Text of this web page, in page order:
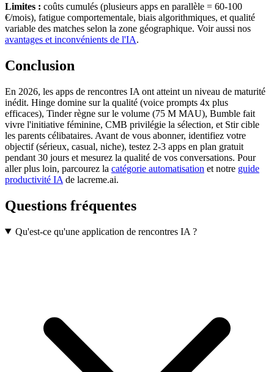
Limites : coûts cumulés (plusieurs apps en parallèle = 60-100
€/mois), fatigue comportementale, biais algorithmiques, et qualité
variable des matches selon la zone géographique. Voir aussi nos
avantages et inconvénients de l'IA.
Conclusion
En 2026, les apps de rencontres IA ont atteint un niveau de maturité
inédit. Hinge domine sur la qualité (voice prompts 4x plus
efficaces), Tinder règne sur le volume (75 M MAU), Bumble fait
vivre l'initiative féminine, CMB privilégie la sélection, et Stir cible
les parents célibataires. Avant de vous abonner, identifiez votre
objectif (sérieux, casual, niche), testez 2-3 apps en plan gratuit
pendant 30 jours et mesurez la qualité de vos conversations. Pour
aller plus loin, parcourez la catégorie automatisation et notre guide
productivité IA de lacreme.ai.
Questions fréquentes
Qu'est-ce qu'une application de rencontres IA ?